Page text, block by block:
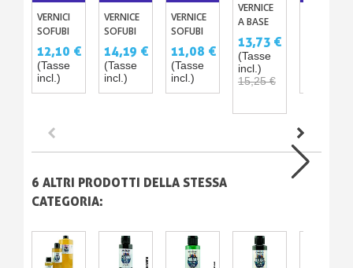
VERNICI
SOFUBI
METALLIZZATE
– 23
TINTE
12,10 €
(Tasse
incl.)
VERNICE
SOFUBI
FOSFORESCENTE
14,19 €
(Tasse
incl.)
VERNICE
SOFUBI
FLUORESCENTE
PVC
11,08 €
(Tasse
incl.)
VERNICE
A BASE
SOLVENTE
PER
AEROGRAFO
125ML
13,73 €
(Tasse
incl.)
15,25 €
6 ALTRI PRODOTTI DELLA STESSA
CATEGORIA: